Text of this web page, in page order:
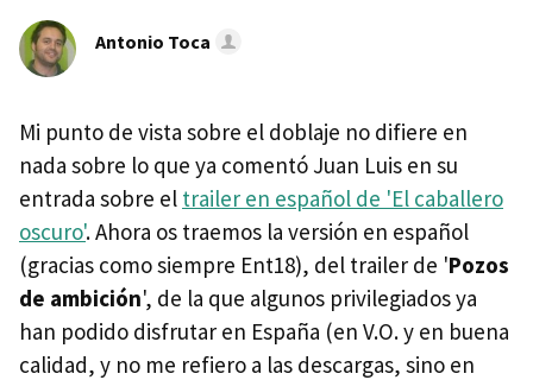
Antonio Toca
Mi punto de vista sobre el doblaje no difiere en
nada sobre lo que ya comentó Juan Luis en su
entrada sobre el trailer en español de 'El caballero
oscuro'. Ahora os traemos la versión en español
(gracias como siempre Ent18), del trailer de 'Pozos
de ambición', de la que algunos privilegiados ya
han podido disfrutar en España (en V.O. y en buena
calidad, y no me refiero a las descargas, sino en